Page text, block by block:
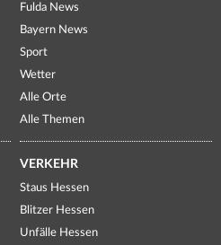
Fulda News
Bayern News
Sport
Wetter
Alle Orte
Alle Themen
VERKEHR
Staus Hessen
Blitzer Hessen
Unfälle Hessen